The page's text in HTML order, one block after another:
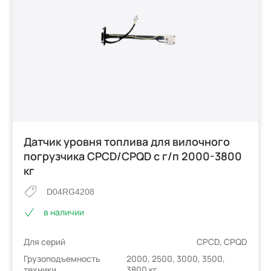
Датчик уровня топлива для вилочного
погрузчика CPCD/CPQD с г/п 2000-3800
кг
D04RG4208
в наличии
Для серий
CPCD, CPQD
Грузоподъемность
2000, 2500, 3000, 3500,